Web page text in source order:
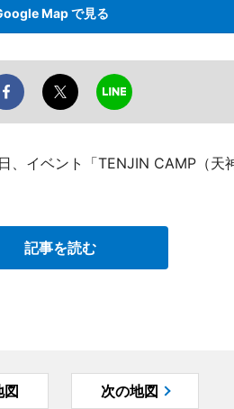
Map で見る
、イベント「TENJIN CAMP（天
記事を読む
図 次の地図